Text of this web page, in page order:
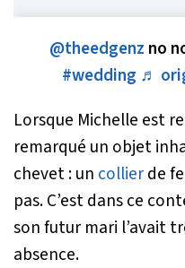
@theedgenz no
#wedding ♬
Lorsque Michelle est
remarqué un objet
chevet : un collierde
pas. C’est dans ce
son futur mari l’avait
absence.